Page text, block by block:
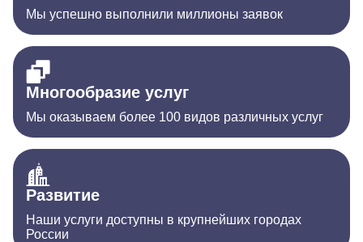
Мы успешно выполнили миллионы заявок
Многообразие услуг
Мы оказываем более 100 видов различных услуг
Развитие
Наши услуги доступны в крупнейших городах
России